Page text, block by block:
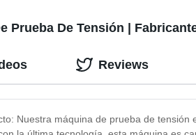
Prueba De Tensión |
Nuestra máquina de prueba de
Reviews